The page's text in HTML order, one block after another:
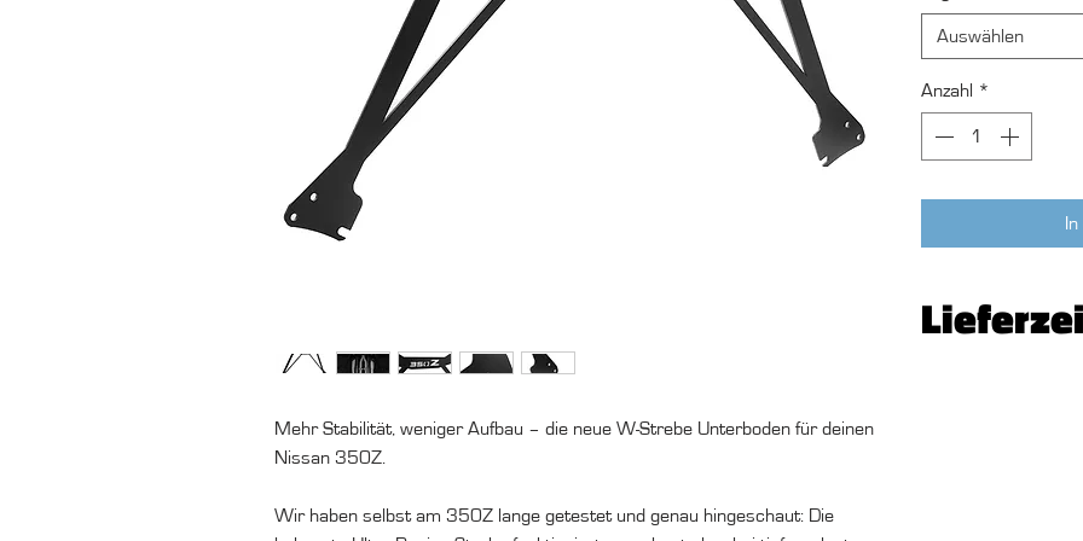
Mehr Stabilität, weniger Aufbau – die neue W-Strebe Unterboden für deinen
Nissan 350Z.
Wir haben selbst am 350Z lange getestet und genau hingeschaut: Die
Auswählen
Anzahl *